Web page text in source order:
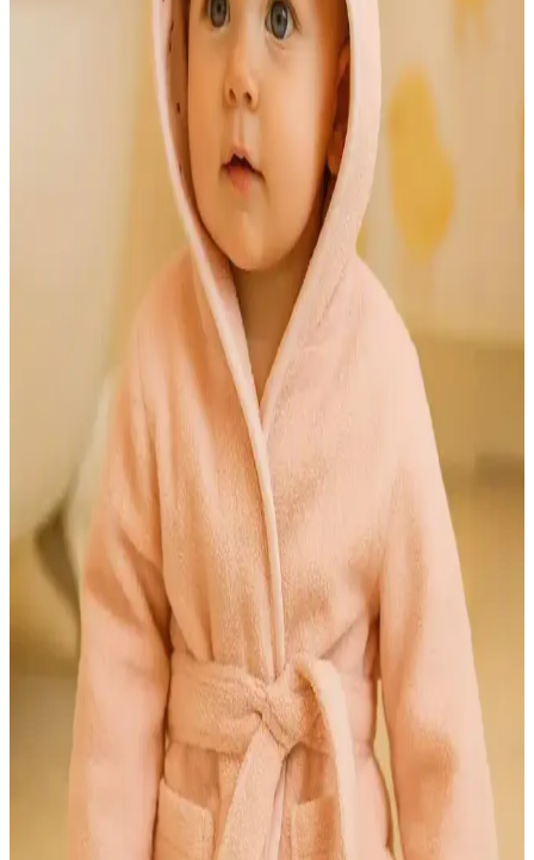
Kadın bornozları, şıklık ve rahatlığı bir arada sunan modern
tasarımlarla öne çıkıyor. Malzeme çeşitleri ve detaylar, kullanımı ve
estetiği artırıyor, günlük yaşamda vazgeçilmez oluyor.
Bambu Bebek Bornoz Setleri ile Konfor ve Estetiğin
Mükemmel Buluşması
Bambu bebek bornoz setleri, yumuşak dokusu, yüksek emiciliği ve
doğal malzemeleriyle bebeklerin konforunu artırırken, dekorasyona
doğal ve şık bir dokunuş katıyor.
Bebek Odası Dekorasyonunda Şık ve İşlevsel Bebek
Bornozları Seçimi Rehberi
Bebek odasında dekorasyon ve fonksiyonellik için pastel tonlar,
doğal malzemeler ve dekoratif detaylar içeren bebek bornozları ile
şıklık ve konforu yakalayın.
Müslin Bornozların Dekorasyondaki Yeri ve Estetik
Kullanım İpuçları
Müslin bornozlar, hafif ve doğal yapısıyla dekorasyonda şıklık ve
fonksiyonellik sunar. Modern ve minimalist tasarımlarla banyolara
ferah bir atmosfer katar, dayanıklı ve estetik kullanım sağlar.
Chakra Chic Kadın Bornoz Ekru: Yüksek Kalite ve
Şıklıkta Konfor Sunan Tasarım
Yumuşak dokusu ve şık tasarımıyla öne çıkan Chakra Chic kadın
bornoz Ekru, yüksek kalite, rahatlık ve estetiği bir arada sunar,
günlük kullanım için ideal bir tercih.
Kadınlar İçin Konforlu ve Şık Bornoz Modelleri:
Günlük Kullanım İçin En İyi Seçenekler
Kadınlar için tasarlanan hafif, emici ve şık bornoz modelleri, günlük